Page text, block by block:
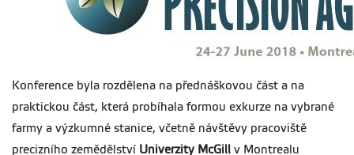
Konference byla rozdělena na přednáškovou část a na
praktickou část, která probíhala formou exkurze na vybrané
farmy a výzkumné stanice, včetně návštěvy pracoviště
precizního zemědělství Univerzity McGill v Montrealu